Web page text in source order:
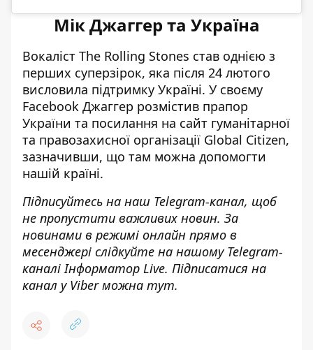
Мік Джаггер та Україна
Вокаліст The Rolling Stones став однією з
перших суперзірок, яка після 24 лютого
висловила підтримку Україні. У своєму
Facebook Джаггер розмістив прапор
України та посилання на сайт гуманітарної
та правозахисної організації Global Citizen,
зазначивши, що там можна допомогти
нашій країні.
Підписуйтесь на наш Telegram-канал, щоб
не пропустити важливих новин. За
новинами в режимі онлайн прямо в
месенджері слідкуйте на нашому Telegram-
каналі Інформатор Live. Підписатися на
канал у Viber можна тут.